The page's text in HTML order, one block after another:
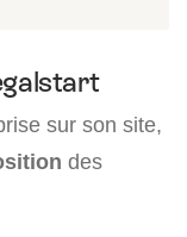
sur son site,
des